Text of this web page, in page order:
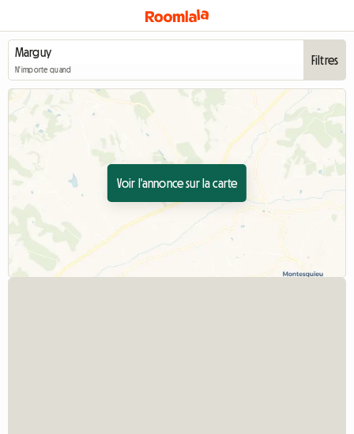
N'importe quand
Filtres
Voir l'annonce sur la carte